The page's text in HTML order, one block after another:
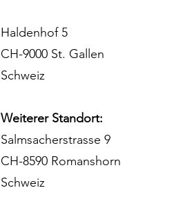
Haldenhof 5
CH-9000 St. Gallen
Schweiz
Weiterer Standort:
Salmsacherstrasse 9
CH-8590 Romanshorn
Schweiz